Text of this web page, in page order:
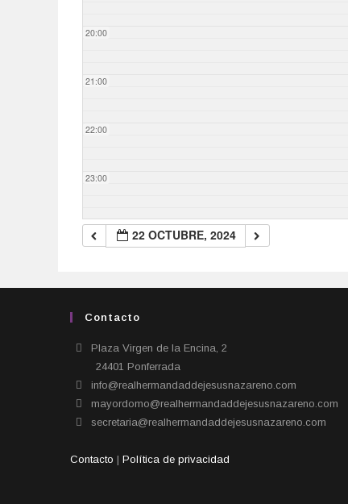
20:00
21:00
22:00
23:00
22 OCTUBRE, 2024
Contacto
Plaza Virgen de la Encina, 2
24401 Ponferrada​
info@realhermandaddejesusnazareno.com
mayordomo@realhermandaddejesusnazareno.com
secretaria@realhermandaddejesusnazareno.com
Contacto | Política de privacidad